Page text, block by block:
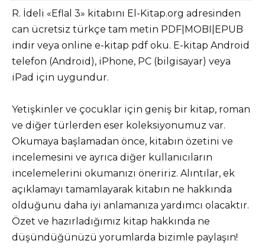
R. İdeli «Eflal 3» kitabını El-Kitap.org adresinden
can ücretsiz türkçe tam metin PDF|MOBI|EPUB
indir veya online e-kitap pdf oku. E-kitap Android
telefon (Android), iPhone, PC (bilgisayar) veya
iPad için uygundur.
Yetişkinler ve çocuklar için geniş bir kitap, roman
ve diğer türlerden eser koleksiyonumuz var.
Okumaya başlamadan önce, kitabın özetini ve
incelemesini ve ayrıca diğer kullanıcıların
incelemelerini okumanızı öneririz. Alıntılar, ek
açıklamayı tamamlayarak kitabın ne hakkında
olduğunu daha iyi anlamanıza yardımcı olacaktır.
Özet ve hazırladığımız kitap hakkında ne
düşündüğünüzü yorumlarda bizimle paylaşın!